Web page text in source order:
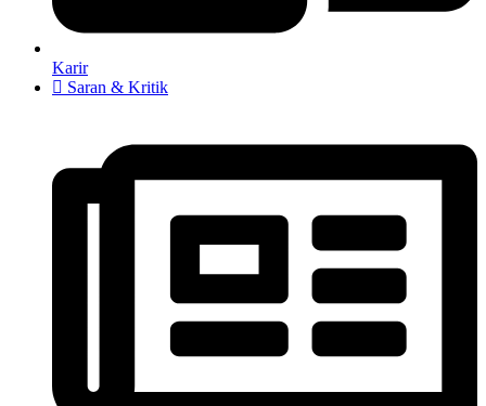
Karir
Saran & Kritik